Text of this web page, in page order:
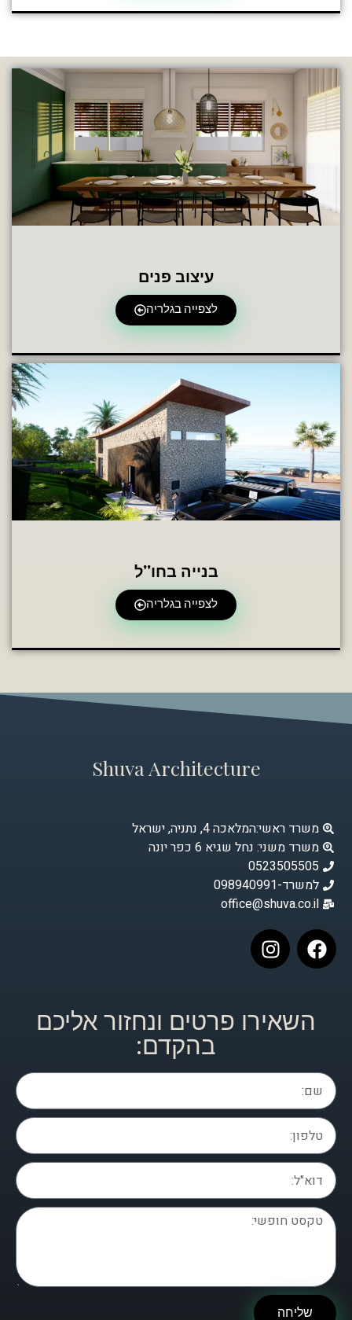
עיצוב פנים
לצפייה בגלריה
בנייה בחו''ל
לצפייה בגלריה
Shuva Architecture
משרד ראשי:המלאכה 4, נתניה, ישראל
משרד משני: נחל שגיא 6 כפר יונה
0523505505
למשרד-098940991
office@shuva.co.il
השאירו פרטים ונחזור אליכם
בהקדם:
שליחה